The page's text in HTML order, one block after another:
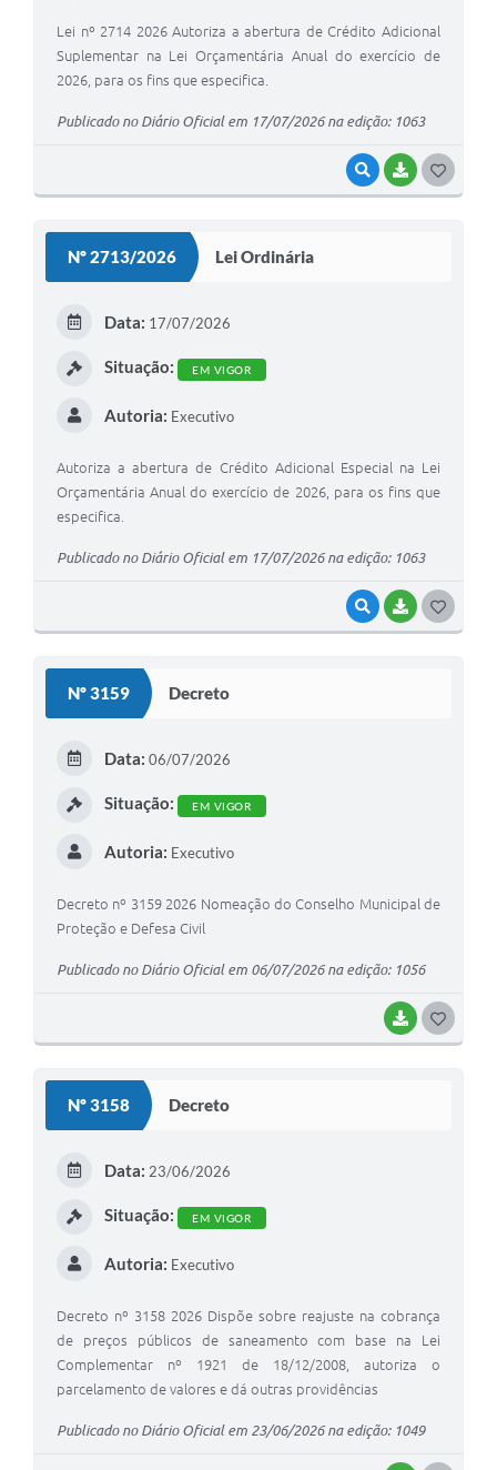
VISUALIZAR
BAIXAR
Lei nº 2714 2026 Autoriza a abertura de Crédito Adicional
Suplementar na Lei Orçamentária Anual do exercício de
2026, para os fins que especifica.
Publicado no Diário Oficial em 17/07/2026 na edição: 1063
Nº 2713/2026 Lei Ordinária
VISUALIZAR
BAIXAR
Data: 17/07/2026
Situação: EM VIGOR
Autoria: Executivo
Autoriza a abertura de Crédito Adicional Especial na Lei
Orçamentária Anual do exercício de 2026, para os fins que
especifica.
Publicado no Diário Oficial em 17/07/2026 na edição: 1063
Nº 3159 Decreto
BAIXAR
Data: 06/07/2026
Situação: EM VIGOR
Autoria: Executivo
Decreto nº 3159 2026 Nomeação do Conselho Municipal de
Proteção e Defesa Civil
Publicado no Diário Oficial em 06/07/2026 na edição: 1056
Nº 3158 Decreto
Data: 23/06/2026
Situação: EM VIGOR
Autoria: Executivo
Decreto nº 3158 2026 Dispõe sobre reajuste na cobrança
de preços públicos de saneamento com base na Lei
Complementar nº 1921 de 18/12/2008, autoriza o
parcelamento de valores e dá outras providências
Publicado no Diário Oficial em 23/06/2026 na edição: 1049